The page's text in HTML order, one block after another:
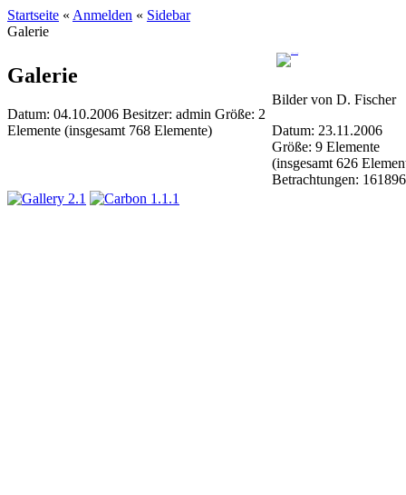
Startseite « Anmelden « Sidebar
Galerie
Galerie
Datum: 04.10.2006 Besitzer: admin Größe: 2
Elemente (insgesamt 768 Elemente)
Bilder von D. Fischer
Datum: 23.11.2006
Größe: 9 Elemente
(insgesamt 626
Betrachtungen: 161896